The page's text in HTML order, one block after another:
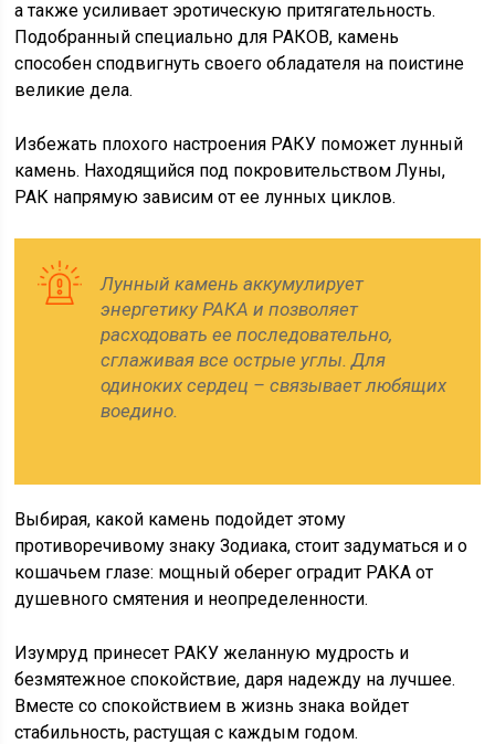
а также усиливает эротическую притягательность.
Подобранный специально для РАКОВ, камень
способен сподвигнуть своего обладателя на поистине
великие дела.
Избежать плохого настроения РАКУ поможет лунный
камень. Находящийся под покровительством Луны,
РАК напрямую зависим от ее лунных циклов.
Лунный камень аккумулирует
энергетику РАКА и позволяет
расходовать ее последовательно,
сглаживая все острые углы. Для
одиноких сердец – связывает любящих
воедино.
Выбирая, какой камень подойдет этому
противоречивому знаку Зодиака, стоит задуматься и о
кошачьем глазе: мощный оберег оградит РАКА от
душевного смятения и неопределенности.
Изумруд принесет РАКУ желанную мудрость и
безмятежное спокойствие, даря надежду на лучшее.
Вместе со спокойствием в жизнь знака войдет
стабильность, растущая с каждым годом.